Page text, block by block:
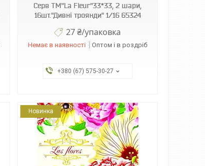
Серв ТМ"La Fleur"33*33, 2 шари,
16шт."Дивні троянди" 1/16 65324
27 ₴/упаковка
Немає в наявності Оптом і в роздріб
+380 (67) 575-30-27
Новинка